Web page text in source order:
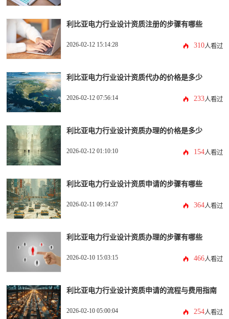
利比亚电力行业设计资质注册的步骤有哪些
2026-02-12 15:14:28 310人看过
利比亚电力行业设计资质代办的价格是多少
2026-02-12 07:56:14 233人看过
利比亚电力行业设计资质办理的价格是多少
2026-02-12 01:10:10 154人看过
利比亚电力行业设计资质申请的步骤有哪些
2026-02-11 09:14:37 364人看过
利比亚电力行业设计资质办理的步骤有哪些
2026-02-10 15:03:15 466人看过
利比亚电力行业设计资质申请的流程与费用指南
2026-02-10 05:00:04 254人看过